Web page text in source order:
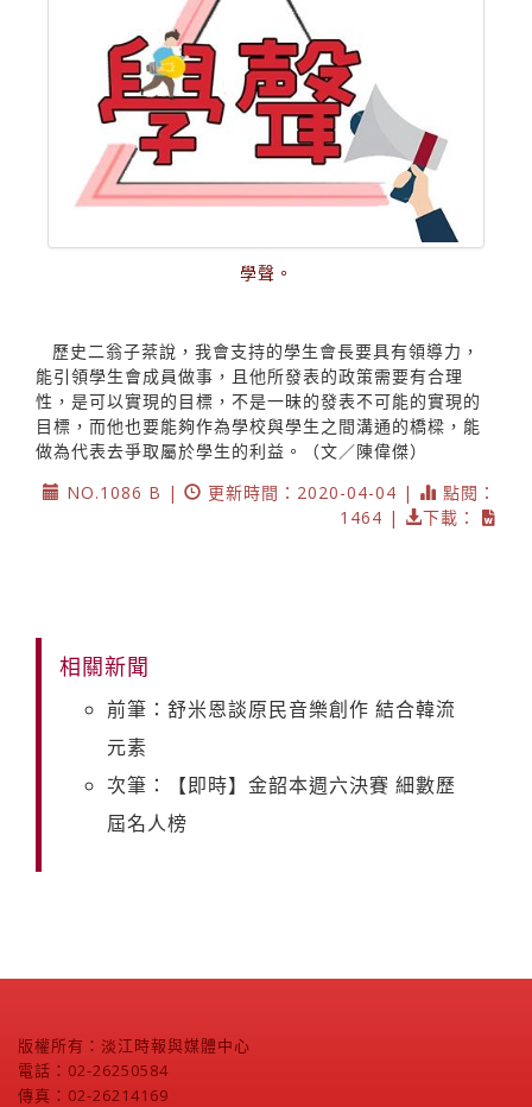
學聲。
歷史二翁子棻說，我會支持的學生會長要具有領導力，
能引領學生會成員做事，且他所發表的政策需要有合理
性，是可以實現的目標，不是一昧的發表不可能的實現的
目標，而他也要能夠作為學校與學生之間溝通的橋樑，能
做為代表去爭取屬於學生的利益。（文／陳偉傑）
NO.1086 B |
更新時間：2020-04-04 |
點閱：
1464 |
下載：
相關新聞
前筆：舒米恩談原民音樂創作 結合韓流
元素
次筆：【即時】金韶本週六決賽 細數歷
屆名人榜
版權所有：淡江時報與媒體中心
電話：02-26250584
傳真：02-26214169